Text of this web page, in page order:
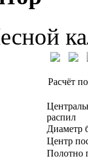
Расчёт
распил
Диаметр
Центр
Полотно